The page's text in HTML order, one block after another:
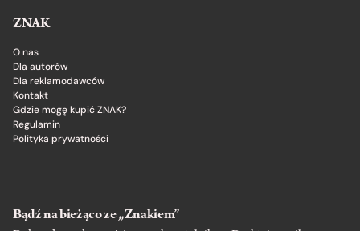
ZNAK
O nas
Dla autorów
Dla reklamodawców
Kontakt
Gdzie mogę kupić ZNAK?
Regulamin
Polityka prywatności
Bądź na bieżąco ze „Znakiem”